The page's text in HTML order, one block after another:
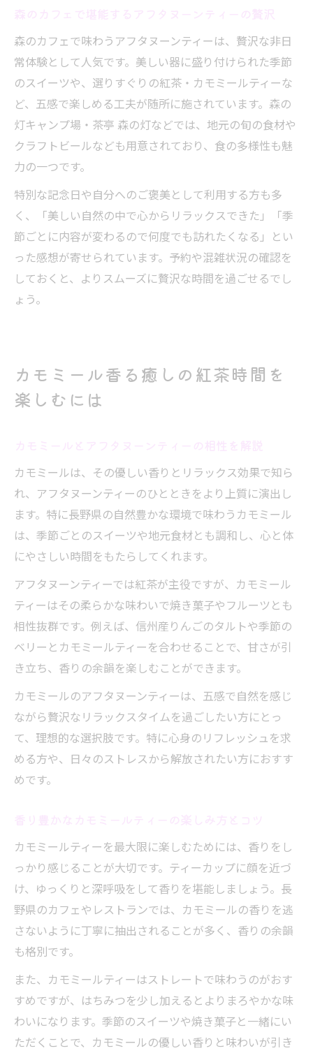
森のカフェで味わうアフタヌーンティーは、贅沢な非日
常体験として人気です。美しい器に盛り付けられた季節
のスイーツや、選りすぐりの紅茶・カモミールティーな
ど、五感で楽しめる工夫が随所に施されています。森の
灯キャンプ場・茶亭 森の灯などでは、地元の旬の食材や
クラフトビールなども用意されており、食の多様性も魅
力の一つです。
特別な記念日や自分へのご褒美として利用する方も多
く、「美しい自然の中で心からリラックスできた」「季
節ごとに内容が変わるので何度でも訪れたくなる」とい
った感想が寄せられています。予約や混雑状況の確認を
しておくと、よりスムーズに贅沢な時間を過ごせるでし
ょう。
カモミール香る癒しの紅茶時間を
楽しむには
カモミールは、その優しい香りとリラックス効果で知ら
れ、アフタヌーンティーのひとときをより上質に演出し
ます。特に長野県の自然豊かな環境で味わうカモミール
は、季節ごとのスイーツや地元食材とも調和し、心と体
にやさしい時間をもたらしてくれます。
アフタヌーンティーでは紅茶が主役ですが、カモミール
ティーはその柔らかな味わいで焼き菓子やフルーツとも
相性抜群です。例えば、信州産りんごのタルトや季節の
ベリーとカモミールティーを合わせることで、甘さが引
き立ち、香りの余韻を楽しむことができます。
カモミールのアフタヌーンティーは、五感で自然を感じ
ながら贅沢なリラックスタイムを過ごしたい方にとっ
て、理想的な選択肢です。特に心身のリフレッシュを求
める方や、日々のストレスから解放されたい方におすす
めです。
カモミールティーを最大限に楽しむためには、香りをし
っかり感じることが大切です。ティーカップに顔を近づ
け、ゆっくりと深呼吸をして香りを堪能しましょう。長
野県のカフェやレストランでは、カモミールの香りを逃
さないように丁寧に抽出されることが多く、香りの余韻
も格別です。
また、カモミールティーはストレートで味わうのがおす
すめですが、はちみつを少し加えるとよりまろやかな味
わいになります。季節のスイーツや焼き菓子と一緒にい
ただくことで、カモミールの優しい香りと味わいが引き